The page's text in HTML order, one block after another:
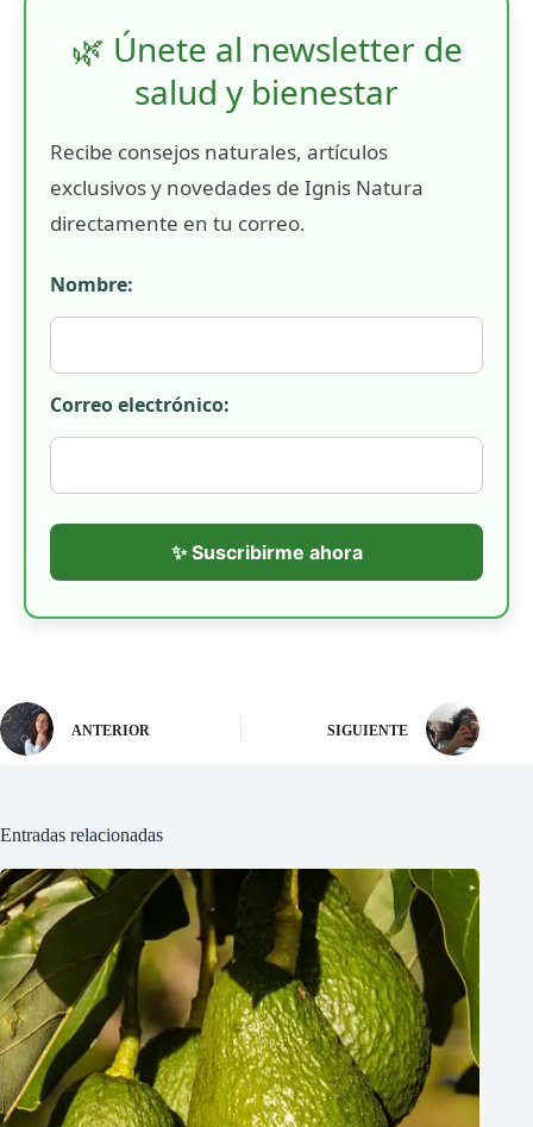
🌿 Únete al newsletter de
salud y bienestar
Recibe consejos naturales, artículos
exclusivos y novedades de Ignis Natura
directamente en tu correo.
Nombre:
Correo electrónico:
✨ Suscribirme ahora
ANTERIOR SIGUIENTE
Entradas relacionadas